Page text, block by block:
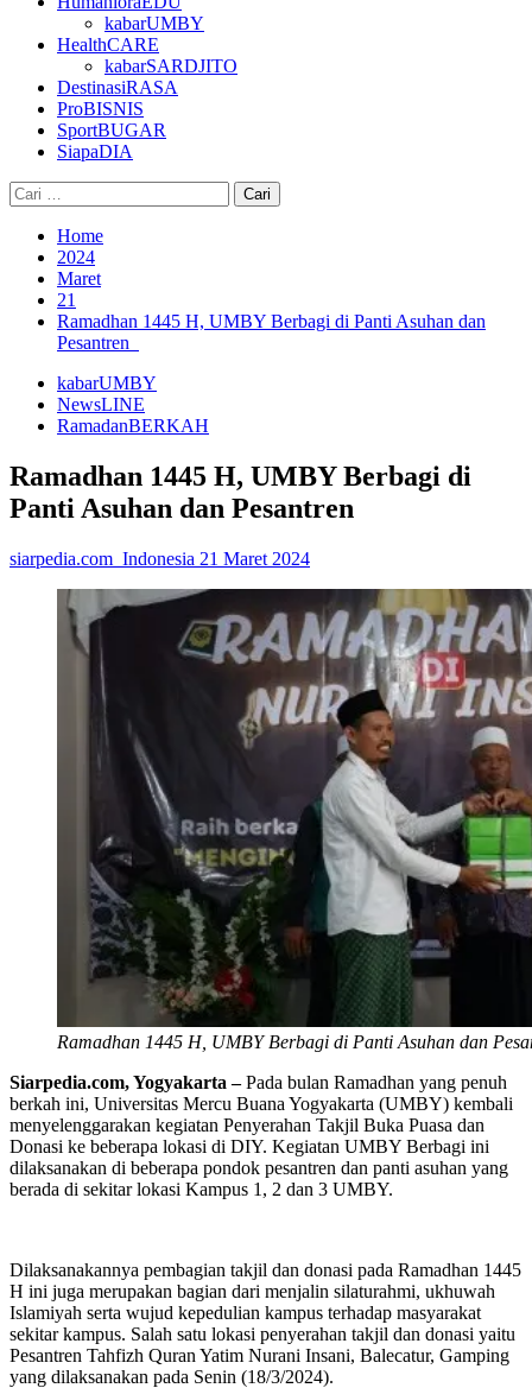
kabarUMBY
HealthCARE
kabarSARDJITO
DestinasiRASA
ProBISNIS
SportBUGAR
SiapaDIA
Cari
untuk:
Home
2024
Maret
21
Ramadhan 1445 H, UMBY Berbagi di Panti Asuhan dan
Pesantren
kabarUMBY
NewsLINE
RamadanBERKAH
Ramadhan 1445 H, UMBY Berbagi di
Panti Asuhan dan Pesantren
siarpedia.com_Indonesia 21 Maret 2024
Ramadhan 1445 H, UMBY Berbagi di Panti Asuhan dan
Siarpedia.com, Yogyakarta –Pada bulan Ramadhan yang penuh
berkah ini, Universitas Mercu Buana Yogyakarta (UMBY) kembali
menyelenggarakan kegiatan Penyerahan Takjil Buka Puasa dan
Donasi ke beberapa lokasi di DIY. Kegiatan UMBY Berbagi ini
dilaksanakan di beberapa pondok pesantren dan panti asuhan yang
berada di sekitar lokasi Kampus 1, 2 dan 3 UMBY.
Dilaksanakannya pembagian takjil dan donasi pada Ramadhan 1445
H ini juga merupakan bagian dari menjalin silaturahmi, ukhuwah
Islamiyah serta wujud kepedulian kampus terhadap masyarakat
sekitar kampus. Salah satu lokasi penyerahan takjil dan donasi yaitu
Pesantren Tahfizh Quran Yatim Nurani Insani, Balecatur, Gamping
yang dilaksanakan pada Senin (18/3/2024).